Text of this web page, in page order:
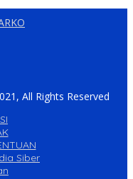
All Rights Reserved
Siber